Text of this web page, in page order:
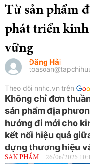
Từ sản phẩm
phát triển
vững
Đăng Hải
Theo dõi nnhc.vn trên
Không chỉ đơn
sản phẩm địa
hướng đi mới cho
kết nối hiệu quả
dựng thương hiệu
SẢN PHẨM 26/06/2026